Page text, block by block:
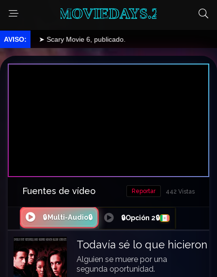
MOVIEDAYS.2
➤ Scary Movie 6, publicado.
Fuentes de vídeo 442 Vistas
Reportar
🔒Multi-Audio🔒 🔒Opción 2🔒
Todavía sé lo que hicieron
Alguien se muere por una
segunda oportunidad.